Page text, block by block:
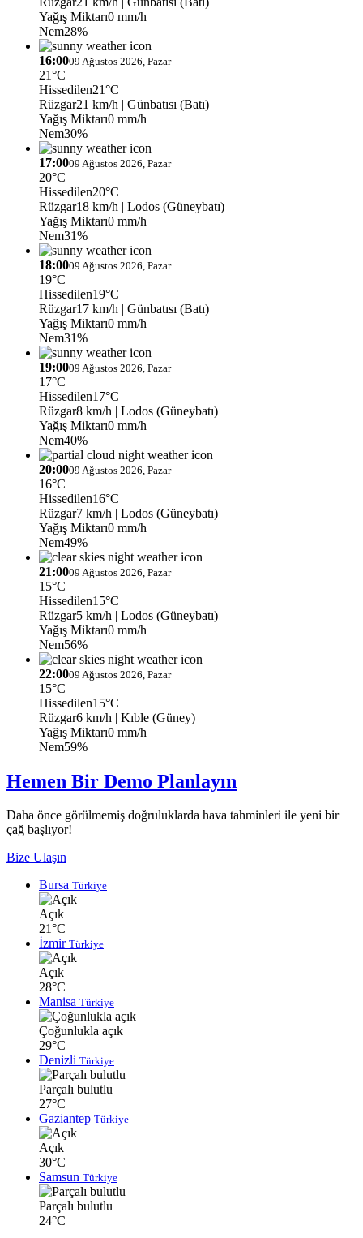
Yağış Miktarı0 mm/h
Nem28%
16:0009 Ağustos 2026, Pazar
21°C
Hissedilen21°C
Rüzgar21 km/h | Günbatısı (Batı)
Yağış Miktarı0 mm/h
Nem30%
17:0009 Ağustos 2026, Pazar
20°C
Hissedilen20°C
Rüzgar18 km/h | Lodos (Güneybatı)
Yağış Miktarı0 mm/h
Nem31%
18:0009 Ağustos 2026, Pazar
19°C
Hissedilen19°C
Rüzgar17 km/h | Günbatısı (Batı)
Yağış Miktarı0 mm/h
Nem31%
19:0009 Ağustos 2026, Pazar
17°C
Hissedilen17°C
Rüzgar8 km/h | Lodos (Güneybatı)
Yağış Miktarı0 mm/h
Nem40%
20:0009 Ağustos 2026, Pazar
16°C
Hissedilen16°C
Rüzgar7 km/h | Lodos (Güneybatı)
Yağış Miktarı0 mm/h
Nem49%
21:0009 Ağustos 2026, Pazar
15°C
Hissedilen15°C
Rüzgar5 km/h | Lodos (Güneybatı)
Yağış Miktarı0 mm/h
Nem56%
22:0009 Ağustos 2026, Pazar
15°C
Hissedilen15°C
Rüzgar6 km/h | Kıble (Güney)
Yağış Miktarı0 mm/h
Nem59%
Hemen Bir Demo Planlayın
Daha önce görülmemiş doğruluklarda hava tahminleri ile yeni bir
çağ başlıyor!
Bize Ulaşın
Bursa Türkiye
Açık
21°C
İzmir Türkiye
Açık
28°C
Manisa Türkiye
Çoğunlukla açık
29°C
Denizli Türkiye
Parçalı bulutlu
27°C
Gaziantep Türkiye
Açık
30°C
Samsun Türkiye
Parçalı bulutlu
24°C